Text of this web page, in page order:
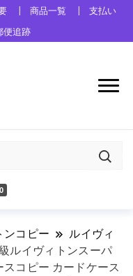
商品一覧
支払い
便追跡
ンコピー
ルイヴィ
ルイヴィトンスーパ
コピー カードケース